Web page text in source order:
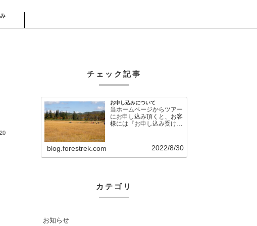
チェック記事
お申し込みについて
当ホームページからツアー
にお申し込み頂くと、お客
様には『お申し込み受け付
blog.forestrek.com 2022/8/30
カテゴリ
お知らせ